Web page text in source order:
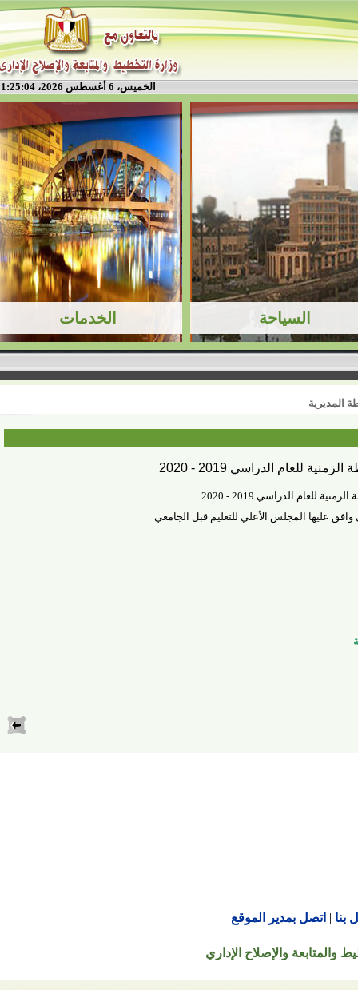
الخميس، 6 أغسطس 2026، 1:25:04 م
للعام الدراسي 2019 - 2020
الدراسي 2019 - 2020
عليها المجلس الأعلي للتعليم قبل الجامعي
| اتصل بمدير الموقع
والإصلاح الإداري